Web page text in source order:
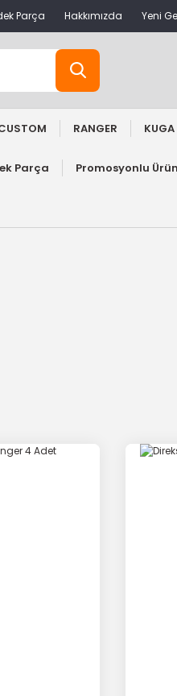
Parça Hakkımızda Yeni
RANGER KUGA
Parça Promosyonlu